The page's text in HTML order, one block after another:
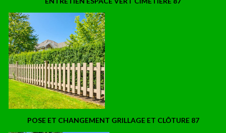
POSE ET CHANGEMENT GRILLAGE ET CLÔTURE 87